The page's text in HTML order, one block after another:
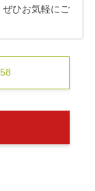
ひお気軽にご